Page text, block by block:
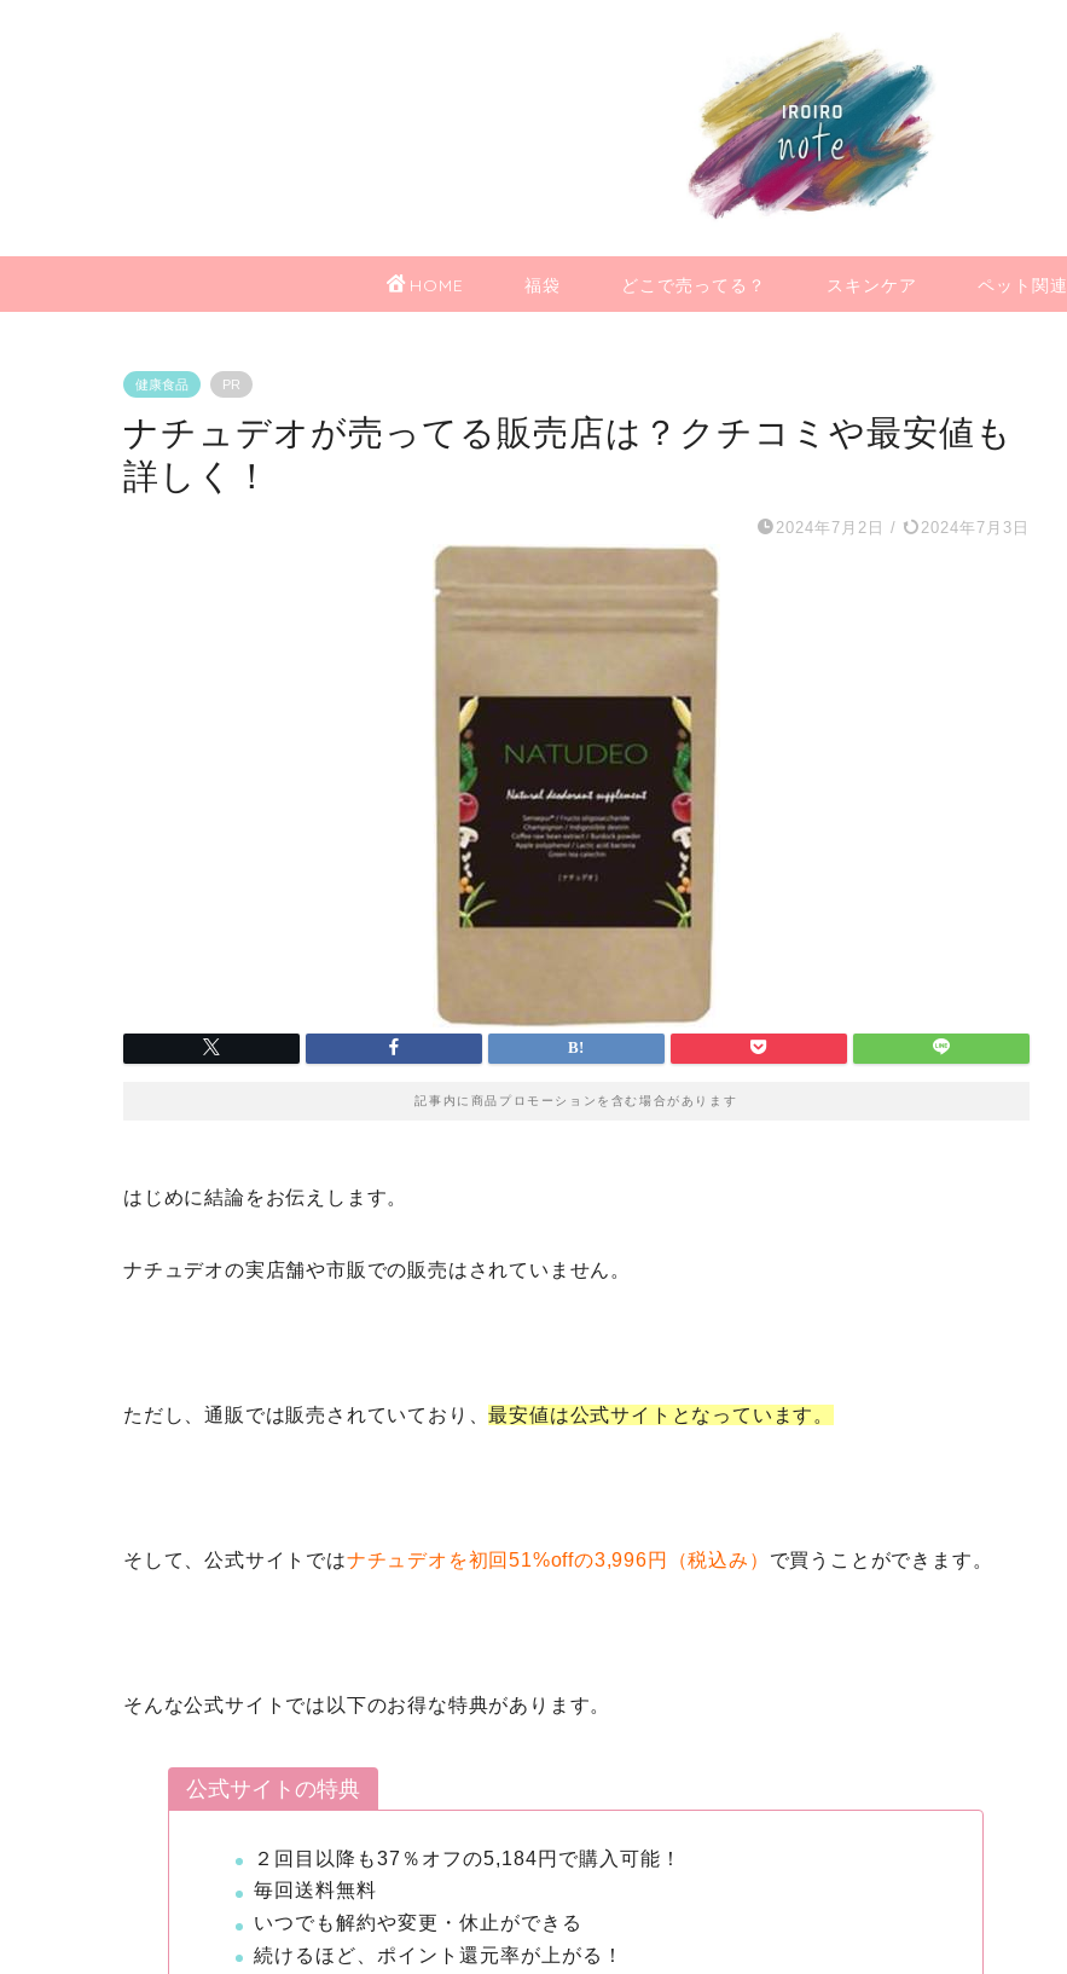
HOME 福袋 どこで売ってる？ スキンケア ペット関連
健康食品 PR
ナチュデオが売ってる販売店は？クチコミや最安値も
詳しく！
2024年7月2日 / 2024年7月3日
記事内に商品プロモーションを含む場合があります
はじめに結論をお伝えします。
ナチュデオの実店舗や市販での販売はされていません。
ただし、通販では販売されていており、最安値は公式サイトとなっています。
そして、公式サイトではナチュデオを初回51%offの3,996円（税込み） で買うことができます。
そんな公式サイトでは以下のお得な特典があります。
公式サイトの特典
２回目以降も37％オフの5,184円で購入可能！
毎回送料無料
いつでも解約や変更・休止ができる
続けるほど、ポイント還元率が上がる！